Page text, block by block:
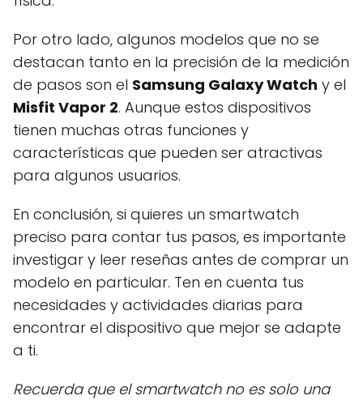
Por otro lado, algunos modelos que no se
destacan tanto en la precisión de la medición
de pasos son el Samsung Galaxy Watch y el
Misfit Vapor 2. Aunque estos dispositivos
tienen muchas otras funciones y
características que pueden ser atractivas
para algunos usuarios.
En conclusión, si quieres un smartwatch
preciso para contar tus pasos, es importante
investigar y leer reseñas antes de comprar un
modelo en particular. Ten en cuenta tus
necesidades y actividades diarias para
encontrar el dispositivo que mejor se adapte
a ti.
Recuerda que el smartwatch no es solo una